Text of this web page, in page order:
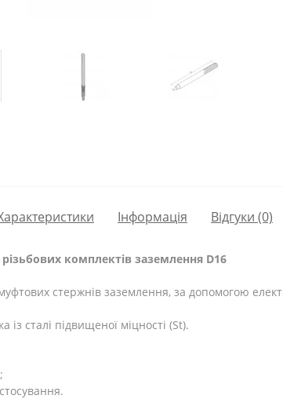
Інформація Відгуки (0)
комплектів заземлення D16
стержнів заземлення, за допомогою
із сталі підвищеної міцності (St).